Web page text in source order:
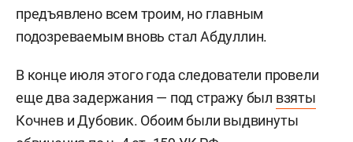
предъявлено всем троим, но главным
подозреваемым вновь стал Абдуллин.
В конце июля этого года следователи провели
еще два задержания — под стражу был взяты
Кочнев и Дубовик. Обоим были выдвинуты